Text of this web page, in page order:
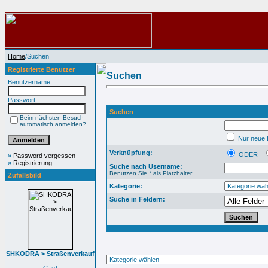
Home/Suchen
Registrierte Benutzer
Benutzername:
Passwort:
Beim nächsten Besuch
automatisch anmelden?
» Password vergessen
» Registrierung
Zufallsbild
SHKODRA > Straßenverkauf
Suchen
Suchen
Nur neue
Verknüpfung:
ODER
Suche nach Username:
Benutzen Sie * als Platzhalter.
Kategorie:
Suche in Feldern: